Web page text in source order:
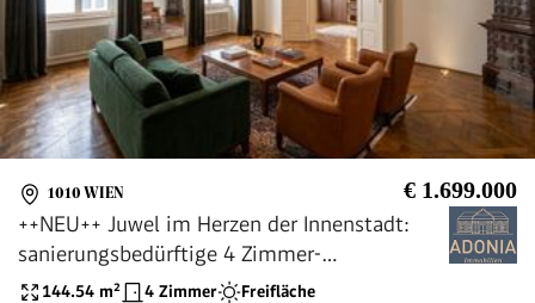
1010 WIEN € 1.699.000
++NEU++ Juwel im Herzen der Innenstadt:
sanierungsbedürftige 4 Zimmer-
Altbauwohnung mit Terrasse
144.54 m² 4 Zimmer Freifläche